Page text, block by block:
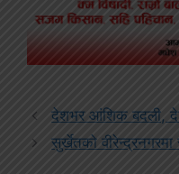
देशभर आंशिक बदली,
सुर्खेतको वीरेन्द्रनगरमा